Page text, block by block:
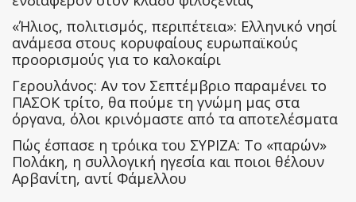
«Ήλιος, πολιτισμός, περιπέτεια»: Ελληνικό νησί
ανάμεσα στους κορυφαίους ευρωπαϊκούς
προορισμούς για το καλοκαίρι
Γερουλάνος: Αν τον Σεπτέμβριο παραμένει το
ΠΑΣΟΚ τρίτο, θα πούμε τη γνώμη μας στα
όργανα, όλοι κρινόμαστε από τα αποτελέσματα
Πώς έσπασε η τρόικα του ΣΥΡΙΖΑ: Το «παρών»
Πολάκη, η συλλογική ηγεσία και ποιοι θέλουν
Αρβανίτη, αντί Φάμελλου